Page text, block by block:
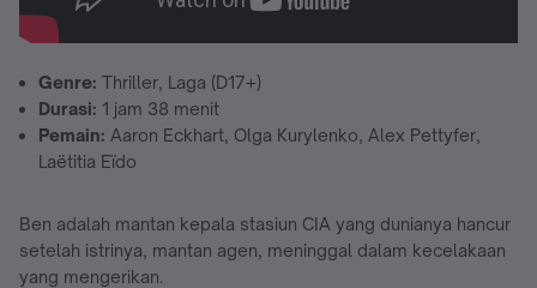
Genre: Thriller, Laga (D17+)
Durasi: 1 jam 38 menit
Pemain: Aaron Eckhart, Olga Kurylenko, Alex Pettyfer,
Laëtitia Eïdo
Ben adalah mantan kepala stasiun CIA yang dunianya hancur
setelah istrinya, mantan agen, meninggal dalam kecelakaan
yang mengerikan.